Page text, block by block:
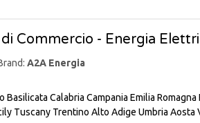
Commercio - Energia
A2A Energia
Basilicata Calabria Campania Emilia Romagna
Tuscany Trentino Alto Adige Umbria Aosta